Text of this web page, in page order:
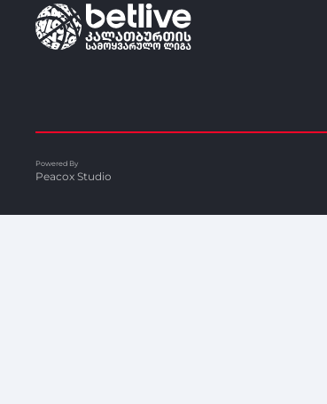
Powered By
Peacox Studio